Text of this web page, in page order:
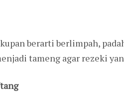
berarti berlimpah,
tameng agar rezeki